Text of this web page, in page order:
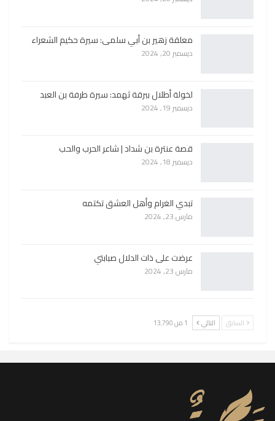
معلقة زهير بن أبي سلمى: سيرة حكيم الشعراء
ديسمبر 20, 2024
لخولة أطلال ببرقة ثهمد: سيرة طرفة بن العبد
ديسمبر 19, 2024
قصة عنترة بن شداد | شاعر الحرب والحب
ديسمبر 18, 2024
تبدي الغرام وأهل العشق تكتمه
مارس 23, 2024
عرضت على ذات الدلال صبابتي
مارس 23, 2024
السابق التالي 1 من 13٬790